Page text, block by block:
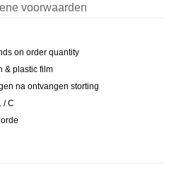
voorwaarden
on order quantity
& plastic film
na ontvangen storting
/ C